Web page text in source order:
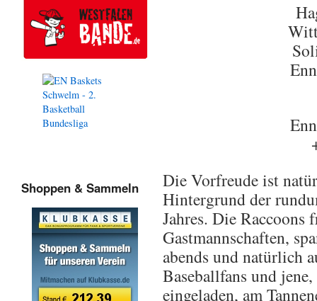
Die Vorfreude ist
Hintergrund der
Jahres. Die Raccoons
Gastmannschaften,
abends und natürlich
Baseballfans und
eingeladen, am
Shoppen & Sammeln